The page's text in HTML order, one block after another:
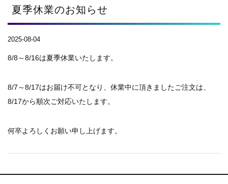
お知らせ
2024.2.27
全国へ確実・迅速に納品...
オンラインショップを開設いたしました。...
2026.7.24
年末年始休業のお知らせ...
お知らせ
2025.8.4
お知らせ
2024.2.27
夏季休業のお知らせ
2025-08-04
8/8～8/16は夏季休業いたします。
8/7～8/17はお届け不可となり、休業中に頂きましたご注文は、
8/17から順次ご対応いたします。
何卒よろしくお願い申し上げます。